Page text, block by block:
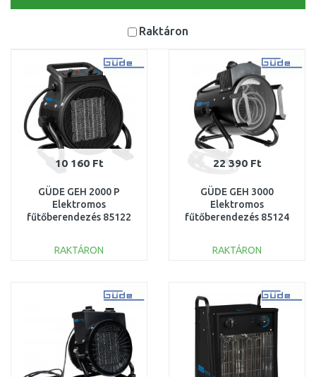
Raktáron
10 160 Ft
GÜDE GEH 2000 P
Elektromos
fűtőberendezés 85122
RAKTÁRON
Összehasonlítás
22 390 Ft
GÜDE GEH 3000
Elektromos
fűtőberendezés 85124
RAKTÁRON
Összehasonlítás